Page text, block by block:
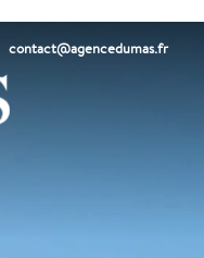
contact@agencedumas.fr